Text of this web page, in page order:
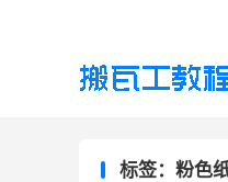
标签：粉色